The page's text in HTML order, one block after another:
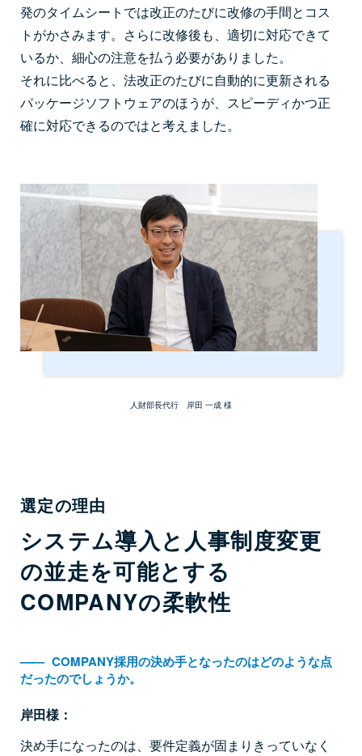
発のタイムシートでは改正のたびに改修の手間とコス
トがかさみます。さらに改修後も、適切に対応できて
いるか、細心の注意を払う必要がありました。
それに比べると、法改正のたびに自動的に更新される
パッケージソフトウェアのほうが、スピーディかつ正
確に対応できるのではと考えました。
人財部長代行 岸田 一成 様
選定の理由
システム導入と人事制度変更
の並走を可能とする
COMPANYの柔軟性
―― COMPANY採用の決め手となったのはどのような点
だったのでしょうか。
岸田様：
決め手になったのは、要件定義が固まりきっていなく